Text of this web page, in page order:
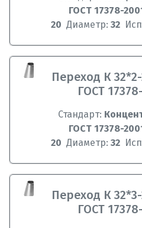
ГОСТ 17378-
20 Диаметр: 32
Переход К 32*2-
ГОСТ
Стандарт:
ГОСТ 17378-
20 Диаметр: 32
Переход К 32*3-
ГОСТ